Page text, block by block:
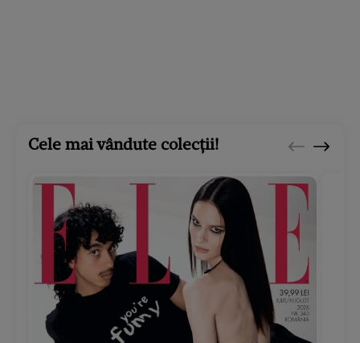
Cele mai vândute colecții!